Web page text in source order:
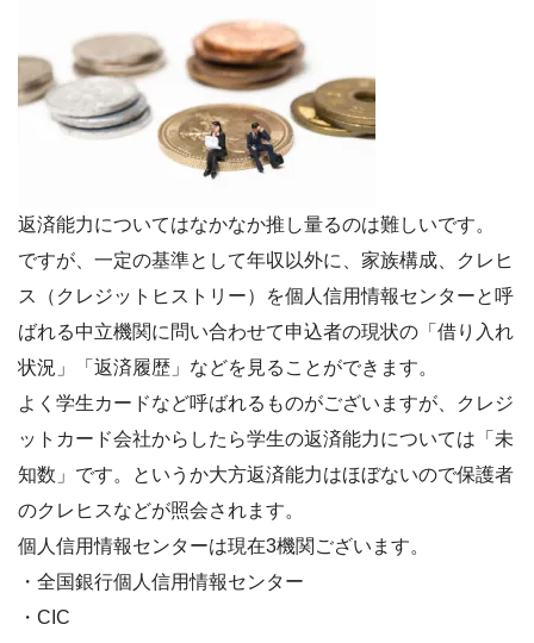
返済能力についてはなかなか推し量るのは難しいです。
ですが、一定の基準として年収以外に、家族構成、クレヒ
ス（クレジットヒストリー）を個人信用情報センターと呼
ばれる中立機関に問い合わせて申込者の現状の「借り入れ
状況」「返済履歴」などを見ることができます。
よく学生カードなど呼ばれるものがございますが、クレジ
ットカード会社からしたら学生の返済能力については「未
知数」です。というか大方返済能力はほぼないので保護者
のクレヒスなどが照会されます。
個人信用情報センターは現在3機関ございます。
・全国銀行個人信用情報センター
・CIC